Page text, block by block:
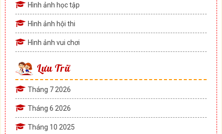
Hình ảnh học tập
Hình ảnh hội thi
Hình ảnh vui chơi
Lưu Trữ
Tháng 7 2026
Tháng 6 2026
Tháng 10 2025